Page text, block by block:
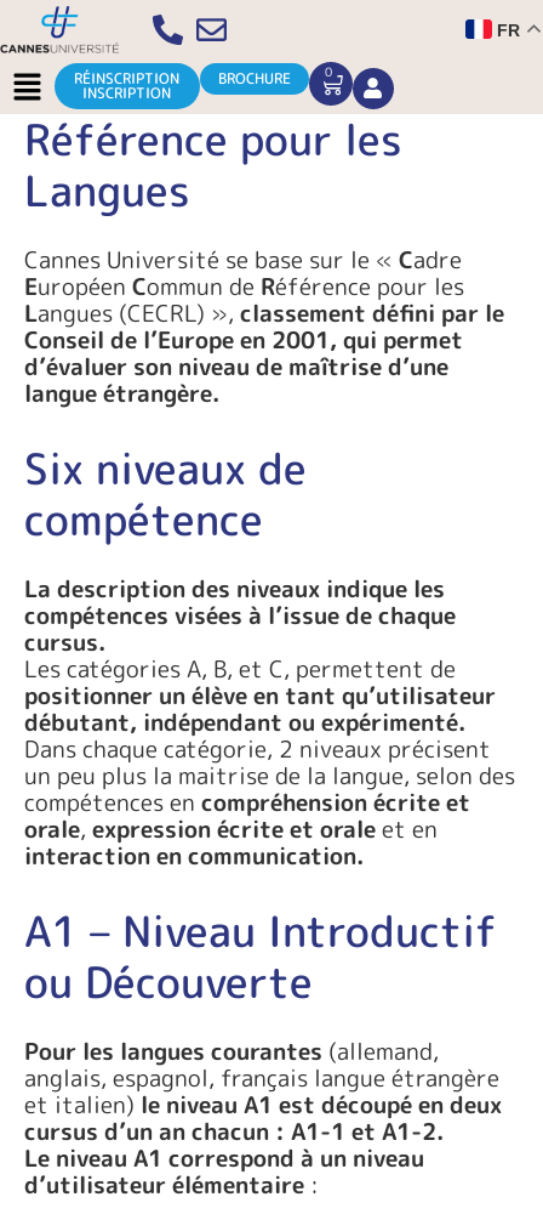
Aller
au
contenu
FR
Menu RÉINSCRIPTION
INSCRIPTION
BROCHURE 0
CART
Le Cadre Européen de
Référence pour les
Langues
Cannes Université se base sur le « Cadre
Européen Commun de Référence pour les
Langues (CECRL) », classement défini par le
Conseil de l’Europe en 2001, qui permet
d’évaluer son niveau de maîtrise d’une
langue étrangère.
Six niveaux de
compétence
La description des niveaux indique les
compétences visées à l’issue de chaque
cursus.
Les catégories A, B, et C, permettent de
positionner un élève en tant qu’utilisateur
débutant, indépendant ou expérimenté.
Dans chaque catégorie, 2 niveaux précisent
un peu plus la maitrise de la langue, selon des
compétences en compréhension écrite et
orale, expression écrite et oraleet en
interaction en communication.
A1 – Niveau Introductif
ou Découverte
Pour les langues courantes (allemand,
anglais, espagnol, français langue étrangère
et italien) le niveau A1 est découpé en deux
cursus d’un an chacun : A1-1 et A1-2.
Le niveau A1 correspond à un niveau
d’utilisateur élémentaire :